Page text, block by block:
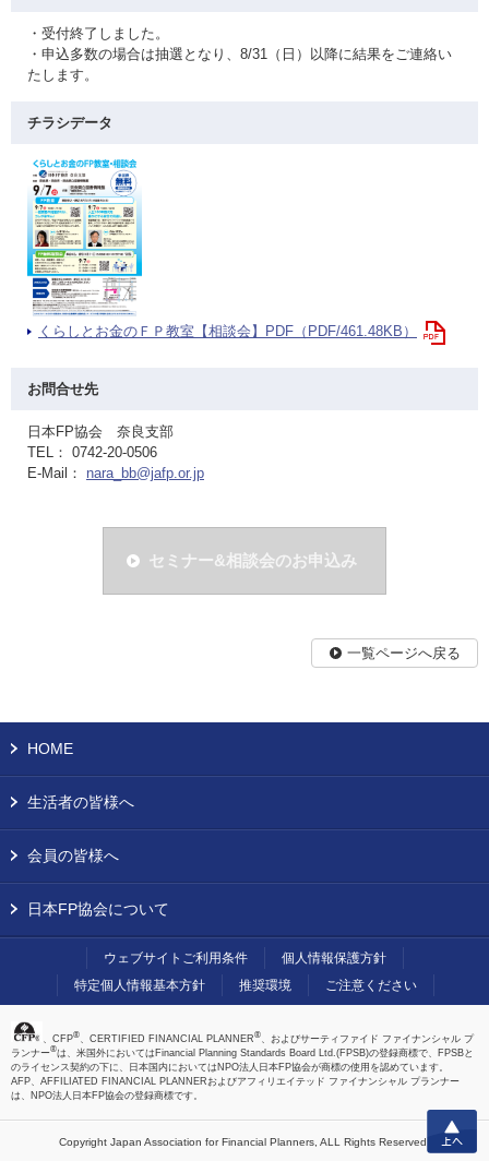
・受付終了しました。
・申込多数の場合は抽選となり、8/31（日）以降に結果をご連絡い
たします。
チラシデータ
くらしとお金のＦＰ教室【相談会】PDF（PDF/461.48KB）
お問合せ先
日本FP協会 奈良支部
TEL： 0742-20-0506
E-Mail： nara_bb@jafp.or.jp
セミナー&相談会のお申込み
一覧ページへ戻る
上へ
HOME
生活者の皆様へ
会員の皆様へ
日本FP協会について
ウェブサイトご利用条件
個人情報保護方針
特定個人情報基本方針
推奨環境 ご注意ください
、CFP® 、CERTIFIED FINANCIAL PLANNER® 、およびサーティファイド ファイナンシャル プ
ランナー®は、米国外においてはFinancial Planning Standards Board Ltd.(FPSB)の登録商標で、FPSBと
のライセンス契約の下に、日本国内においてはNPO法人日本FP協会が商標の使用を認めています。
AFP、AFFILIATED FINANCIAL PLANNERおよびアフィリエイテッド ファイナンシャル プランナー
は、NPO法人日本FP協会の登録商標です。
Copyright Japan Association for Financial Planners, ALL Rights Reserved.